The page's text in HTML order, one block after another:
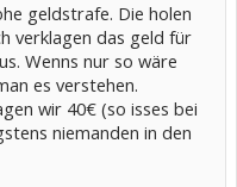
geldstrafe. Die holen
verklagen das geld für
Wenns nur so wäre
es verstehen.
wir 40€ (so isses bei
niemanden in den